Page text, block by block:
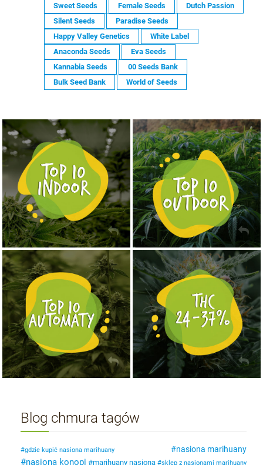
Sweet Seeds
Female Seeds
Dutch Passion
Silent Seeds
Paradise Seeds
Happy Valley Genetics
White Label
Anaconda Seeds
Eva Seeds
Kannabia Seeds
00 Seeds Bank
Bulk Seed Bank
World of Seeds
NASIONA MARIHUANY TOP 10 INDOOR
KUP TERAZ NASIONA MARIHUANY TOP 10 OUTDOOR
KUP TERAZ
NASIONA MARIHUANY TOP 10 AUTOFLOWERING
KUP TERAZ MOCNE ODMIANY MARIHUANY THC OD 24 - 37%
KUP TERAZ
Blog chmura tagów
gdzie kupić nasiona marihuany nasiona marihuany
nasiona konopi marihuany nasiona sklep z nasionami marihuany